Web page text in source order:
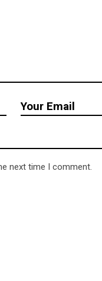
next time I comment.